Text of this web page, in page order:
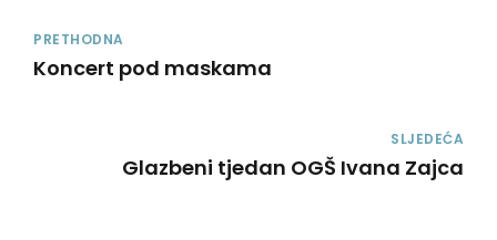
PRETHODNA
Koncert pod maskama
SLJEDEĆA
Glazbeni tjedan OGŠ Ivana Zajca